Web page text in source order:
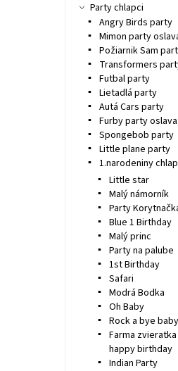
Party chlapci
Angry Birds party
Mimon party
Požiarnik Sam
Transformers
Futbal party
Lietadlá party
Autá Cars party
Furby party oslava
Spongebob party
Little plane party
1.narodeniny
Little star
Malý námorník
Party
Blue 1 Birthday
Malý princ
Party na palube
1st Birthday
Safari
Modrá Bodka
Oh Baby
Rock a bye baby
Farma zvieratka
happy birthday
Indian Party